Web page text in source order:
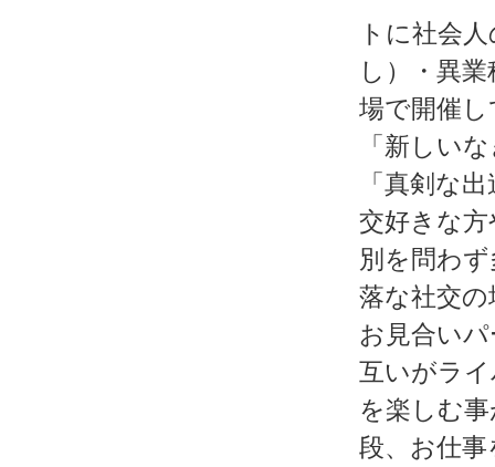
トに社会
し）・異
場で開催
「新しい
「真剣な
交好きな
別を問わ
落な社交
お見合い
互いがラ
を楽しむ
段、お仕